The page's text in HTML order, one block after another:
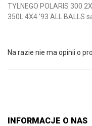
TYLNEGO POLARIS 300
350L 4X4 ’93 ALL BALLS
Na razie nie ma opinii o
INFORMACJE O NAS